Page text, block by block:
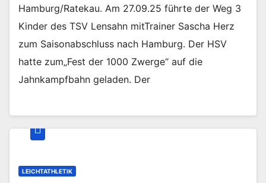
Hamburg/Ratekau. Am 27.09.25 führte der Weg 3
Kinder des TSV Lensahn mitTrainer Sascha Herz
zum Saisonabschluss nach Hamburg. Der HSV
hatte zum„Fest der 1000 Zwerge“ auf die
Jahnkampfbahn geladen. Der
LEICHTATHLETIK